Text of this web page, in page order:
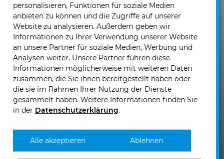
Informationen.
KIRCHHOFF Mobility GmbH & Co. KG
Josef Sandhofer Straße 9b
2000 Stockerau - Österreich
Telefon: +43 (0)2262 - 717 00
personalisieren, Funktionen für soziale Medien
anbieten zu können und die Zugriffe auf unserer
Website zu analysieren. Außerdem geben wir
Informationen zu Ihrer Verwendung unserer Website
an unsere Partner für soziale Medien, Werbung und
Analysen weiter. Unsere Partner führen diese
Informationen möglicherweise mit weiteren Daten
zusammen, die Sie ihnen bereitgestellt haben oder
die sie im Rahmen Ihrer Nutzung der Dienste
gesammelt haben. Weitere Informationen finden Sie
in der Datenschutzerklärung.
Ablehnen
Alle akzeptieren